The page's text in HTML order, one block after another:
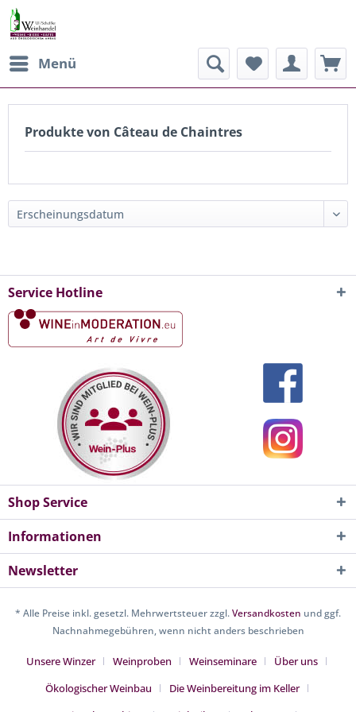
Menü
Produkte von Câteau de Chaintres
Service Hotline
Shop Service
Informationen
Newsletter
* Alle Preise inkl. gesetzl. Mehrwertsteuer zzgl.Versandkosten und ggf.
Nachnahmegebühren, wenn nicht anders beschrieben
Unsere Winzer Weinproben Weinseminare
Über uns
Ökologischer Weinbau
Die Weinbereitung im Keller